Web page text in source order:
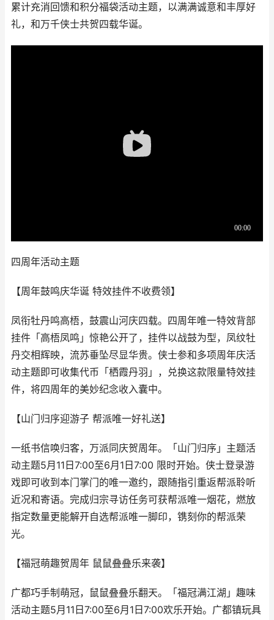
累计充消回馈和积分福袋活动主题，以满满诚意和丰厚好
礼，和万千侠士共贺四载华诞。
四周年活动主题
【周年鼓鸣庆华诞 特效挂件不收费领】
凤衔牡丹鸣高梧，鼓震山河庆四载。四周年唯一特效背部
挂件「高梧凤鸣」惊艳公开了，挂件以战鼓为型，凤纹牡
丹交相辉映，流苏垂坠尽显华贵。侠士参和多项周年庆活
动主题即可收集代币「栖霞丹羽」，兑换这款限量特效挂
件，将四周年的美妙纪念收入囊中。
【山门归序迎游子 帮派唯一好礼送】
一纸书信唤归客，万派同庆贺周年。「山门归序」主题活
动主题5月11日7:00至6月1日7:00 限时开始。侠士登录游
戏即可收到本门掌门的唯一邀约，跟随指引重返帮派聆听
近况和寄语。完成归宗寻访任务可获帮派唯一烟花，燃放
指定数量更能解开自选帮派唯一脚印，镌刻你的帮派荣
光。
【福冠萌趣贺周年 鼠鼠叠叠乐来袭】
广都巧手制萌冠，鼠鼠叠叠乐翻天。「福冠满江湖」趣味
活动主题5月11日7:00至6月1日7:00欢乐开始。广都镇玩具